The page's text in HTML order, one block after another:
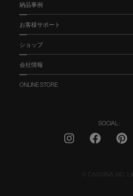
納品事例
お客様サポート
ショップ
会社情報
ONLINE STORE
SOCIAL :
© CASSINA IXC. Ltd.